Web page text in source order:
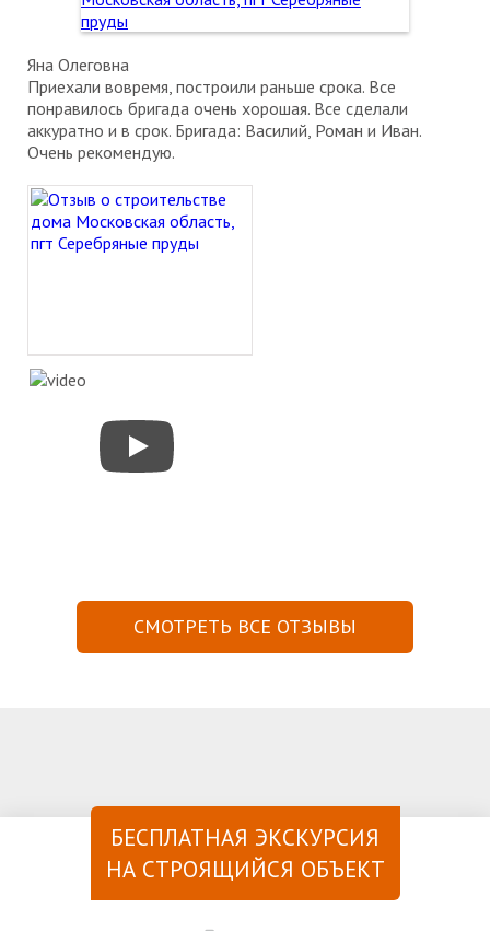
Яна Олеговна
Приехали вовремя, построили раньше срока. Все
понравилось бригада очень хорошая. Все сделали
аккуратно и в срок. Бригада: Василий, Роман и Иван.
Очень рекомендую.
СМОТРЕТЬ ВСЕ ОТЗЫВЫ
БЕСПЛАТНАЯ ЭКСКУРСИЯ
НА СТРОЯЩИЙСЯ ОБЪЕКТ